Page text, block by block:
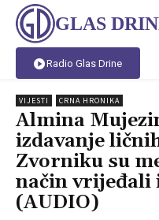
GLAS
Radio Glas Drine
VIJESTI CRNA HRONIKA
Almina
izdavanje
Zvorniku su
način vrijeđali
(AUDIO)